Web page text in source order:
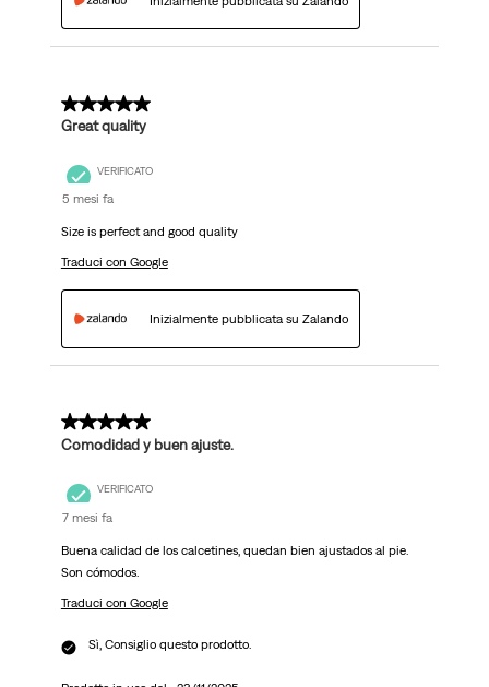
5 su 5 stelle.
Great quality
VERIFICATO
5 mesi fa
Size is perfect and good quality
Traduci con Google
Inizialmente pubblicata su Zalando
5 su 5 stelle.
Comodidad y buen ajuste.
VERIFICATO
7 mesi fa
Buena calidad de los calcetines, quedan bien ajustados al pie.
Son cómodos.
Traduci con Google
Sì, Consiglio questo prodotto.